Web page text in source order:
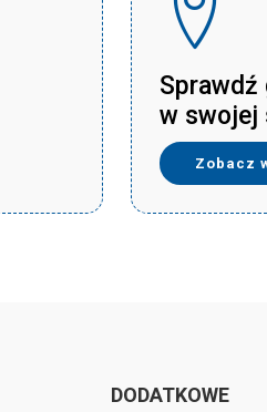
Sprawdź
w swojej
Zobacz
DODATKOWE